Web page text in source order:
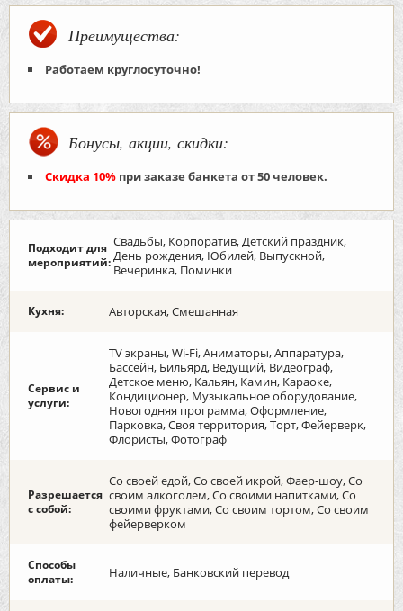
Преимущества:
Работаем круглосуточно!
Бонусы, акции, скидки:
Скидка 10% при заказе банкета от 50 человек.
Подходит для
мероприятий:
Свадьбы, Корпоратив, Детский праздник,
День рождения, Юбилей, Выпускной,
Вечеринка, Поминки
Кухня: Авторская, Смешанная
Сервис и
услуги:
TV экраны, Wi-Fi, Аниматоры, Аппаратура,
Бассейн, Бильярд, Ведущий, Видеограф,
Детское меню, Кальян, Камин, Караоке,
Кондиционер, Музыкальное оборудование,
Новогодняя программа, Оформление,
Парковка, Своя территория, Торт, Фейерверк,
Флористы, Фотограф
Разрешается
с собой:
Со своей едой, Со своей икрой, Фаер-шоу, Со
своим алкоголем, Со своими напитками, Со
своими фруктами, Со своим тортом, Со своим
фейерверком
Способы
оплаты:
Наличные, Банковский перевод